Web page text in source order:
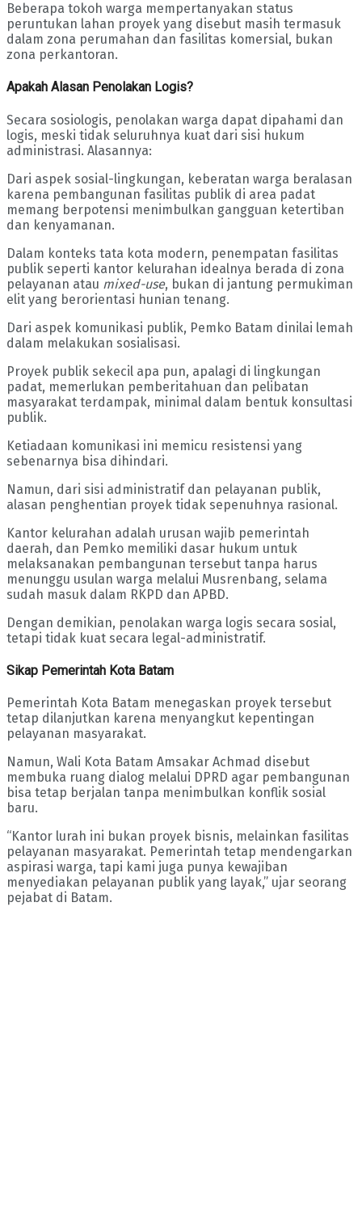
Beberapa tokoh warga mempertanyakan status
peruntukan lahan proyek yang disebut masih termasuk
dalam zona perumahan dan fasilitas komersial, bukan
zona perkantoran.
Apakah Alasan Penolakan Logis?
Secara sosiologis, penolakan warga dapat dipahami dan
logis, meski tidak seluruhnya kuat dari sisi hukum
administrasi. Alasannya:
Dari aspek sosial-lingkungan, keberatan warga beralasan
karena pembangunan fasilitas publik di area padat
memang berpotensi menimbulkan gangguan ketertiban
dan kenyamanan.
Dalam konteks tata kota modern, penempatan fasilitas
publik seperti kantor kelurahan idealnya berada di zona
pelayanan atau mixed-use, bukan di jantung permukiman
elit yang berorientasi hunian tenang.
Dari aspek komunikasi publik, Pemko Batam dinilai lemah
dalam melakukan sosialisasi.
Proyek publik sekecil apa pun, apalagi di lingkungan
padat, memerlukan pemberitahuan dan pelibatan
masyarakat terdampak, minimal dalam bentuk konsultasi
publik.
Ketiadaan komunikasi ini memicu resistensi yang
sebenarnya bisa dihindari.
Namun, dari sisi administratif dan pelayanan publik,
alasan penghentian proyek tidak sepenuhnya rasional.
Kantor kelurahan adalah urusan wajib pemerintah
daerah, dan Pemko memiliki dasar hukum untuk
melaksanakan pembangunan tersebut tanpa harus
menunggu usulan warga melalui Musrenbang, selama
sudah masuk dalam RKPD dan APBD.
Dengan demikian, penolakan warga logis secara sosial,
tetapi tidak kuat secara legal-administratif.
Sikap Pemerintah Kota Batam
Pemerintah Kota Batam menegaskan proyek tersebut
tetap dilanjutkan karena menyangkut kepentingan
pelayanan masyarakat.
Namun, Wali Kota Batam Amsakar Achmad disebut
membuka ruang dialog melalui DPRD agar pembangunan
bisa tetap berjalan tanpa menimbulkan konflik sosial
baru.
“Kantor lurah ini bukan proyek bisnis, melainkan fasilitas
pelayanan masyarakat. Pemerintah tetap mendengarkan
aspirasi warga, tapi kami juga punya kewajiban
menyediakan pelayanan publik yang layak,” ujar seorang
pejabat di Batam.